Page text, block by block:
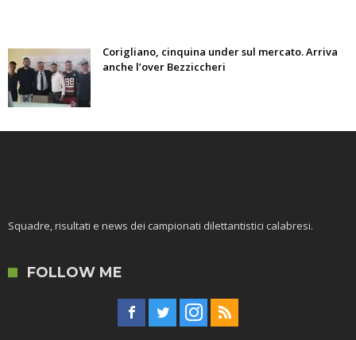
Corigliano, cinquina under sul mercato. Arriva
anche l’over Bezziccheri
Squadre, risultati e news dei campionati dilettantistici calabresi.
FOLLOW ME